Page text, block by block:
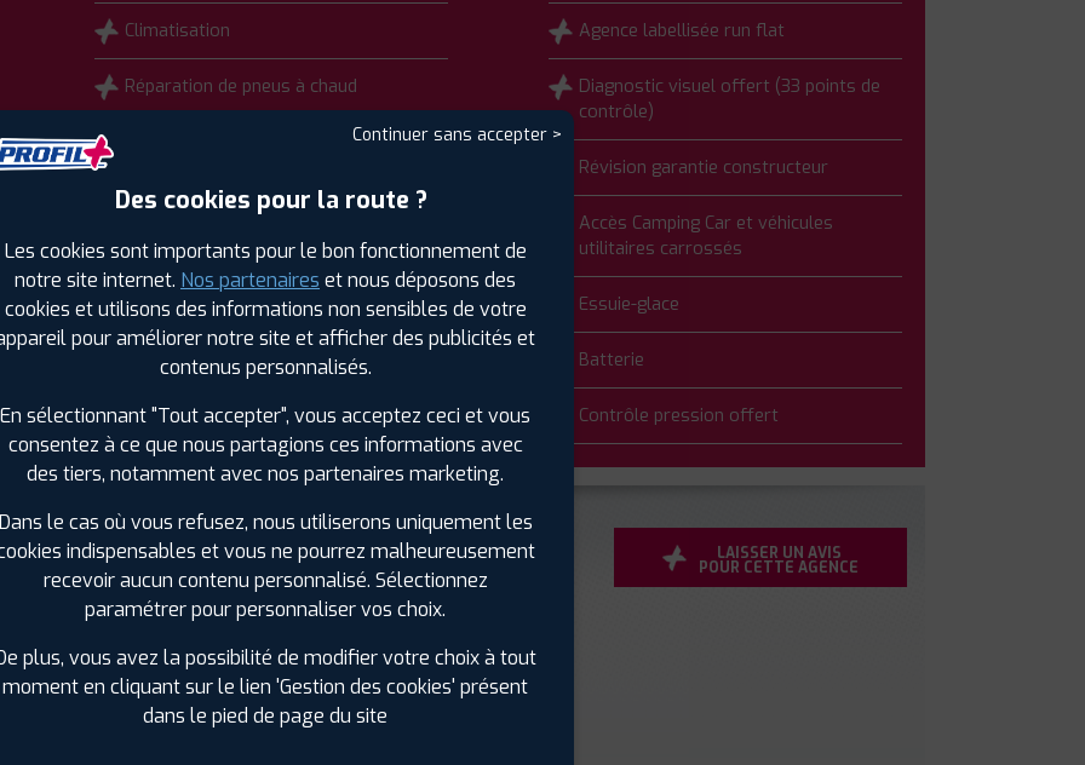
Climatisation Agence labellisée run flat
Réparation de pneus à chaud
Diagnostic visuel offert (33 points de
contrôle)
Révision garantie constructeur
Accès Camping Car et véhicules
utilitaires carrossés
Remplacement et réparation pare-brise Essuie-glace
Atelier mobile pneu & entretien Batterie
Contrôle pression offert
LAISSER UN AVIS
POUR CETTE AGENCE
Continuer sans accepter >
Des cookies pour la route ?
Les cookies sont importants pour le bon fonctionnement de
notre site internet. Nos partenaires et nous déposons des
cookies et utilisons des informations non sensibles de votre
pour améliorer notre site et afficher des publicités et
contenus personnalisés.
En sélectionnant "Tout accepter", vous acceptez ceci et vous
consentez à ce que nous partagions ces informations avec
des tiers, notamment avec nos partenaires marketing.
le cas où vous refusez, nous utiliserons uniquement les
indispensables et vous ne pourrez malheureusement
recevoir aucun contenu personnalisé. Sélectionnez
paramétrer pour personnaliser vos choix.
plus, vous avez la possibilité de modifier votre choix à tout
moment en cliquant sur le lien 'Gestion des cookies' présent
dans le pied de page du site